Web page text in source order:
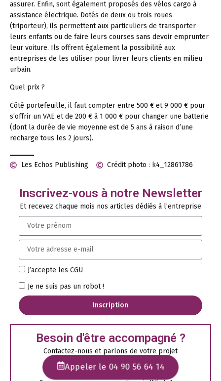
assurer. Enfin, sont également proposés des vélos cargo à
assistance électrique. Dotés de deux ou trois roues
(triporteur), ils permettent aux particuliers de transporter
leurs enfants ou de faire leurs courses sans devoir emprunter
leur voiture. Ils offrent également la possibilité aux
entreprises de les utiliser pour livrer leurs clients en milieu
urbain.
Quel prix ?
Côté portefeuille, il faut compter entre 500 € et 9 000 € pour
s’offrir un VAE et de 200 € à 1 000 € pour changer une batterie
(dont la durée de vie moyenne est de 5 ans à raison d’une
recharge tous les 2 jours).
Les Echos Publishing Crédit photo : k4_12861786
Inscrivez-vous à notre Newsletter
Et recevez chaque mois nos articles dédiés à l’entreprise
J’accepte les CGU
Je ne suis pas un robot !
Inscription
Besoin d'être accompagné ?
Contactez-nous et parlons de votre projet
Appeler le 04 90 56 64 14